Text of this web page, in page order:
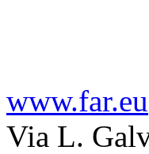
www.far.eu
Via L.